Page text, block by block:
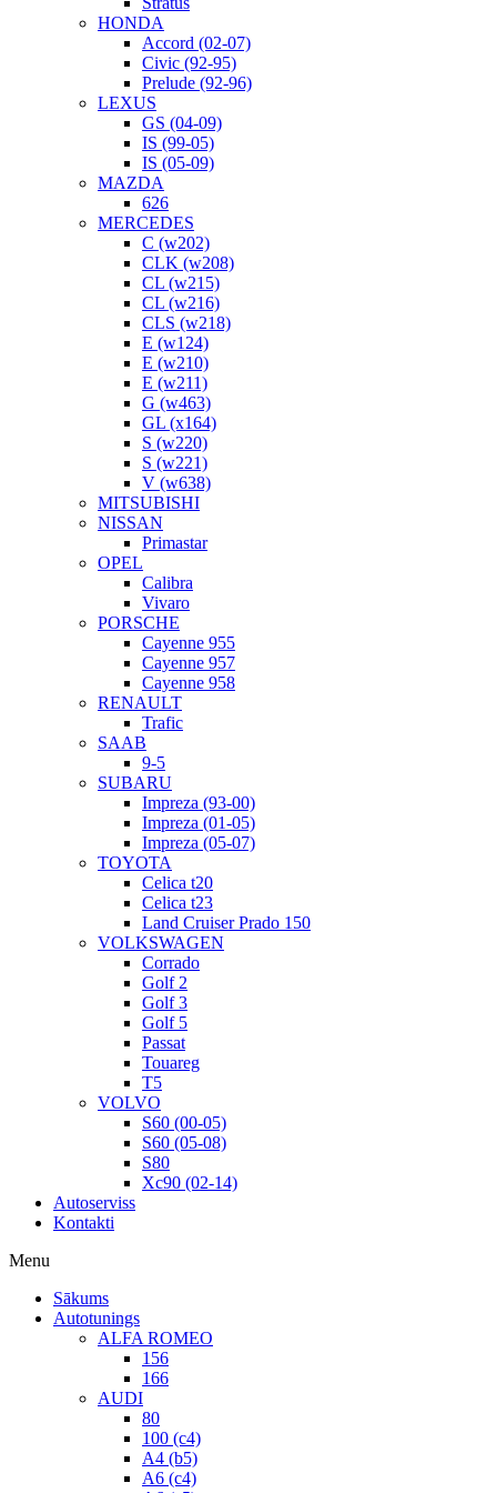
HONDA
Accord (02-07)
Civic (92-95)
Prelude (92-96)
LEXUS
GS (04-09)
IS (99-05)
IS (05-09)
MAZDA
626
MERCEDES
C (w202)
CLK (w208)
CL (w215)
CL (w216)
CLS (w218)
E (w124)
E (w210)
E (w211)
G (w463)
GL (x164)
S (w220)
S (w221)
V (w638)
MITSUBISHI
NISSAN
Primastar
OPEL
Calibra
Vivaro
PORSCHE
Cayenne 955
Cayenne 957
Cayenne 958
RENAULT
Trafic
SAAB
9-5
SUBARU
Impreza (93-00)
Impreza (01-05)
Impreza (05-07)
TOYOTA
Celica t20
Celica t23
Land Cruiser Prado 150
VOLKSWAGEN
Corrado
Golf 2
Golf 3
Golf 5
Passat
Touareg
T5
VOLVO
S60 (00-05)
S60 (05-08)
S80
Xc90 (02-14)
Autoserviss
Kontakti
Menu
Sākums
Autotunings
ALFA ROMEO
156
166
AUDI
80
100 (c4)
A4 (b5)
A6 (c4)